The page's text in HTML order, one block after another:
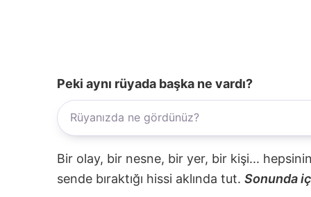
Peki aynı rüyada başka ne vardı?
Bir olay, bir nesne, bir yer, bir kişi...
sende bıraktığı hissi aklında tut. Sonunda